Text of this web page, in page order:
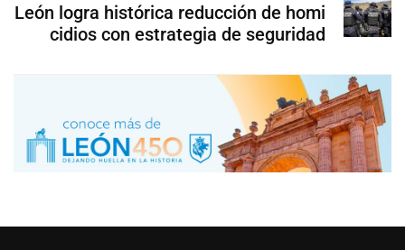
León logra histórica reducción de homi
cidios con estrategia de seguridad